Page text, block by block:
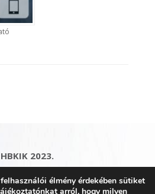
2023.
|Impresszum|
|Honlaptérképélmény érdekében sütiket
arról, hogy milyen